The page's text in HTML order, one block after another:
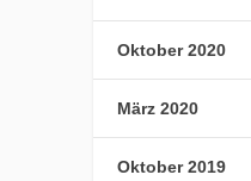
Oktober 2020
März 2020
Oktober 2019